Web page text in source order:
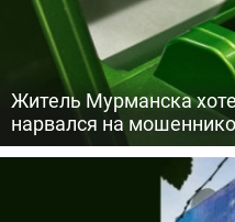
Житель Мурманска
нарвался на